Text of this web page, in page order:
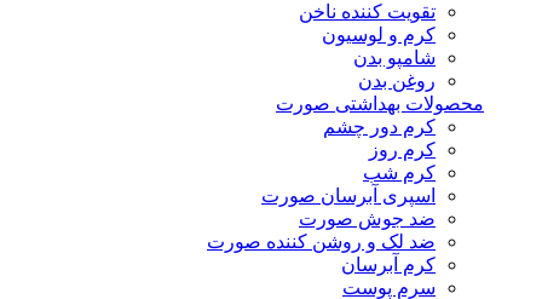
تقویت کننده ناخن
کرم و لوسیون
شامپو بدن
روغن بدن
محصولات بهداشتی صورت
کرم دور چشم
کرم روز
کرم شب
اسپری آبرسان صورت
ضد جوش صورت
ضد لک و روشن کننده صورت
کرم آبرسان
سرم پوست